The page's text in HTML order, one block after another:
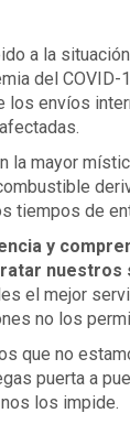
a la
del COVID-
los envíos
la mayor
tiempos de
y
nuestros
el mejor
no los
que no
puerta a
los impide.